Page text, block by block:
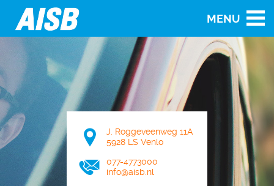
MENU
J. Roggeveenweg 11A
5928 LS Venlo
077-4773000
info@aisb.nl